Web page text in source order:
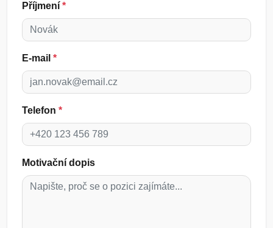
Příjmení *
E-mail *
Telefon *
Motivační dopis